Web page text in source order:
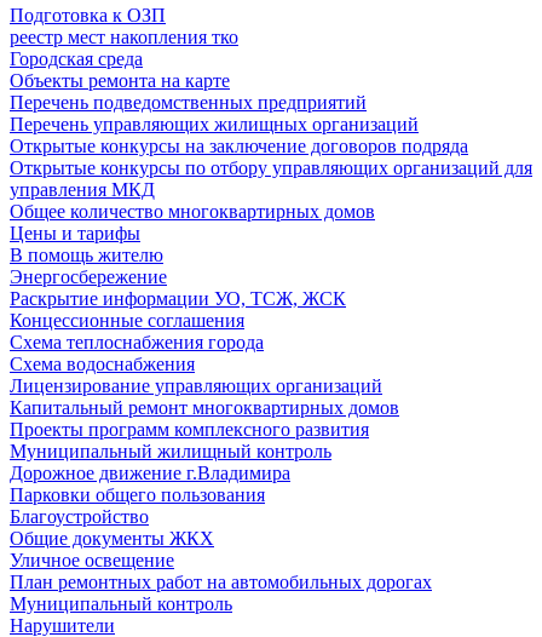
Подготовка к ОЗП
реестр мест накопления тко
Городская среда
Объекты ремонта на карте
Перечень подведомственных предприятий
Перечень управляющих жилищных организаций
Открытые конкурсы на заключение договоров подряда
Открытые конкурсы по отбору управляющих организаций для
управления МКД
Общее количество многоквартирных домов
Цены и тарифы
В помощь жителю
Энергосбережение
Раскрытие информации УО, ТСЖ, ЖСК
Концессионные соглашения
Схема теплоснабжения города
Схема водоснабжения
Лицензирование управляющих организаций
Капитальный ремонт многоквартирных домов
Проекты программ комплексного развития
Муниципальный жилищный контроль
Дорожное движение г.Владимира
Парковки общего пользования
Благоустройство
Общие документы ЖКХ
Уличное освещение
План ремонтных работ на автомобильных дорогах
Муниципальный контроль
Нарушители